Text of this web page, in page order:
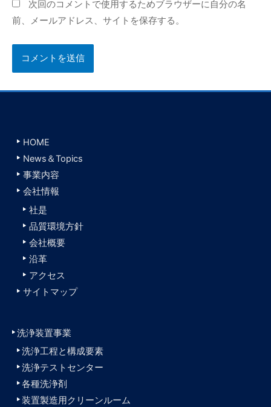
次回のコメントで使用するためブラウザーに自分の名
前、メールアドレス、サイトを保存する。
HOME
News＆Topics
事業内容
会社情報
社是
品質環境方針
会社概要
沿革
アクセス
サイトマップ
洗浄装置事業
洗浄工程と構成要素
洗浄テストセンター
各種洗浄剤
装置製造用クリーンルーム